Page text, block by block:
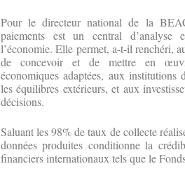
Pour le directeur national de la
paiements est un central
l’économie. Elle permet, a-t-il renchéri,
de concevoir et de mettre en
économiques adaptées, aux institutions
les équilibres extérieurs, et aux
décisions.
Saluant les 98% de taux de collecte
données produites conditionne la
financiers internationaux tels que le